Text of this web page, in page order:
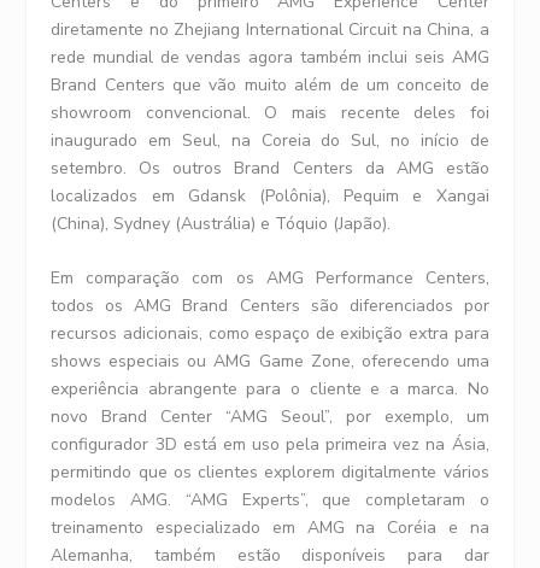
diretamente no Zhejiang International Circuit na China, a
rede mundial de vendas agora também inclui seis AMG
Brand Centers que vão muito além de um conceito de
showroom convencional. O mais recente deles foi
inaugurado em Seul, na Coreia do Sul, no início de
setembro. Os outros Brand Centers da AMG estão
localizados em Gdansk (Polônia), Pequim e Xangai
(China), Sydney (Austrália) e Tóquio (Japão).
Em comparação com os AMG Performance Centers,
todos os AMG Brand Centers são diferenciados por
recursos adicionais, como espaço de exibição extra para
shows especiais ou AMG Game Zone, oferecendo uma
experiência abrangente para o cliente e a marca. No
novo Brand Center “AMG Seoul”, por exemplo, um
configurador 3D está em uso pela primeira vez na Ásia,
permitindo que os clientes explorem digitalmente vários
modelos AMG. “AMG Experts”, que completaram o
treinamento especializado em AMG na Coréia e na
Alemanha, também estão disponíveis para dar